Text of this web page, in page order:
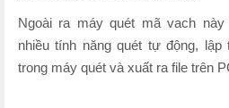
Ngoài ra máy quét mã vach
nhiều tính năng quét tự động,
trong máy quét và xuất ra file trên